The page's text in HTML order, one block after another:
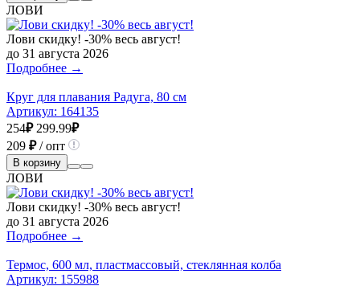
ЛОВИ
Лови скидку! -30% весь август!
до 31 августа 2026
Подробнее →
Круг для плавания Радуга, 80 см
Артикул: 164135
254₽ 299.99₽
209 ₽/ опт
В корзину
ЛОВИ
Лови скидку! -30% весь август!
до 31 августа 2026
Подробнее →
Термос, 600 мл, пластмассовый, стеклянная колба
Артикул: 155988